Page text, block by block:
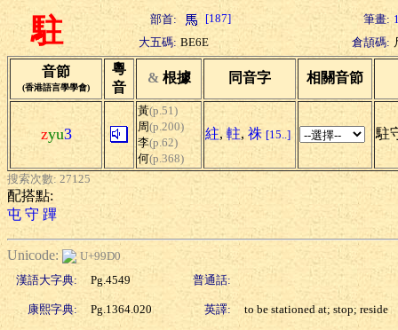
駐 部首: [187] 筆畫:
大五碼: BE6E 倉頡碼:
音節
(香港語言學學會)
粵
音
& 根據 同音字 相關音節
zyu3
黃(p.51)
周(p.200)
李(p.62)
何(p.368)
紸, 軴, 祩 [15..] 駐
搜索次數: 27125
配搭點:
屯 守 蹕
Unicode:
U+99D0
漢語大字典:
Pg.4549 普通話:
康熙字典: Pg.1364.020 英譯: to be stationed at; stop; reside